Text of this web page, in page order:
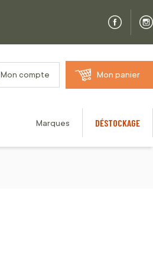
Mon compte Mon panier
Marques DÉSTOCKAGE